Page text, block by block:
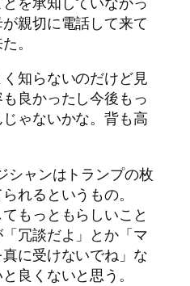
親切に電話して来て
。
知らないのだけど見
良かったし今後もっ
ゃないかな。背も高
シャンはトランプの枚
れるというもの。
もっともらしいこと
冗談だよ」とか「マ
に受けないでね」な
良くないと思う。